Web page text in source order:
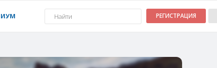
РЕГИСТРАЦИЯ